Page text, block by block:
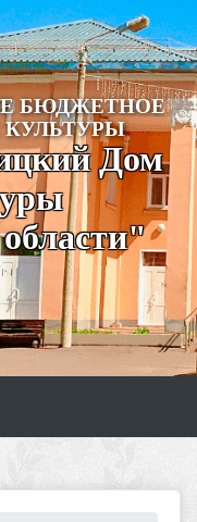
БЮДЖЕТНОЕ
Дом